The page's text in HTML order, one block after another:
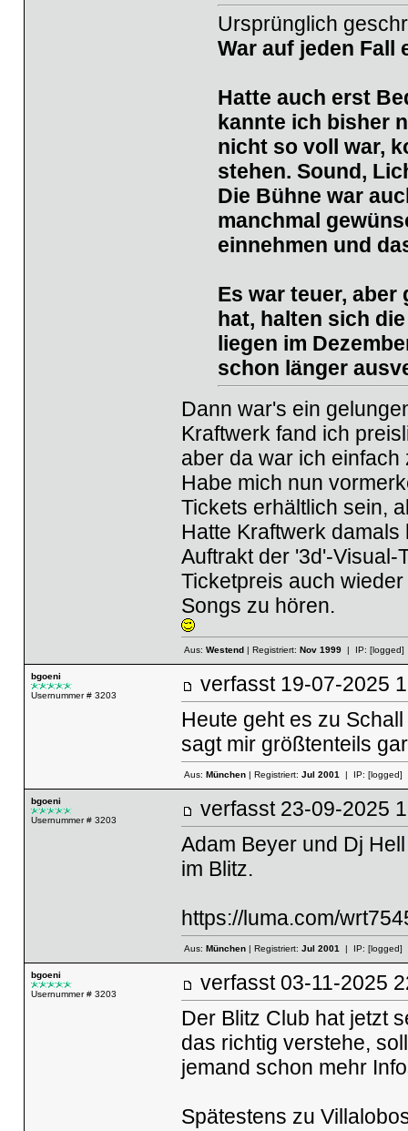
Ursprünglich
War auf jeden Fall
Hatte auch erst
kannte ich bisher
nicht so voll war,
stehen. Sound,
Die Bühne war
manchmal
einnehmen und
Es war teuer, aber
hat, halten sich
liegen im
schon länger
Dann war's ein
Kraftwerk fand ich
aber da war ich
Habe mich nun
Tickets erhältlich sein,
Hatte Kraftwerk
Auftrakt der '3d'-Visual-
Ticketpreis auch
Songs zu hören.
Aus: Westend| Registriert: Nov 1999| IP: [logged]
bgoeni
Usernummer # 3203
verfasst 19-07-
Heute geht es zu
sagt mir größtenteils
Aus: München| Registriert: Jul 2001| IP: [logged]
bgoeni
Usernummer # 3203
verfasst 23-09-
Adam Beyer und Dj
im Blitz.
https://luma.com/
Aus: München| Registriert: Jul 2001| IP: [logged]
bgoeni
Usernummer # 3203
verfasst 03-11-
Der Blitz Club hat jetzt
das richtig verstehe,
jemand schon mehr
Spätestens zu